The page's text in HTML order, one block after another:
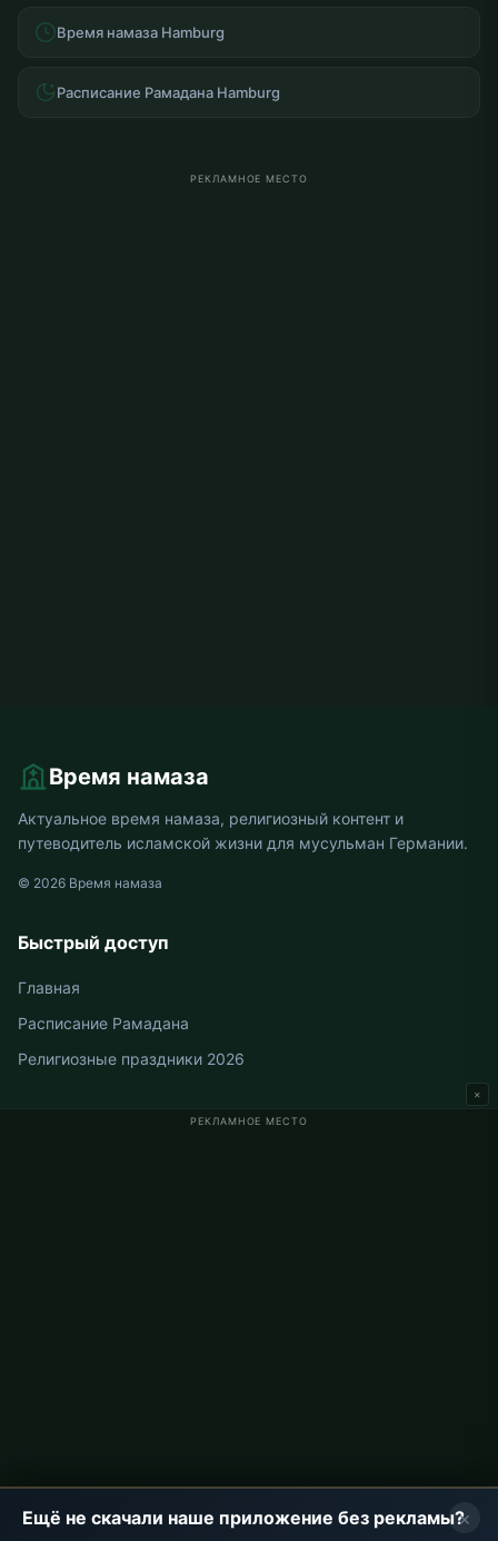
Время намаза Hamburg
Расписание Рамадана Hamburg
РЕКЛАМНОЕ МЕСТО
РЕКЛАМНОЕ МЕСТО
×
Время намаза
Актуальное время намаза, религиозный контент и
путеводитель исламской жизни для мусульман Германии.
© 2026 Время намаза
Быстрый доступ
Главная
Расписание Рамадана
Религиозные праздники 2026
Время намаза в Германии
×
Ещё не скачали наше приложение без рекламы?